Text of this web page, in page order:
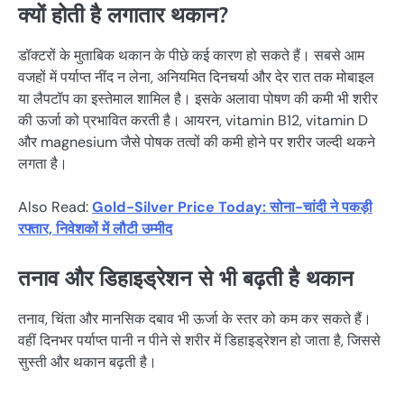
क्यों होती है लगातार थकान?
डॉक्टरों के मुताबिक थकान के पीछे कई कारण हो सकते हैं। सबसे आम
वजहों में पर्याप्त नींद न लेना, अनियमित दिनचर्या और देर रात तक मोबाइल
या लैपटॉप का इस्तेमाल शामिल है। इसके अलावा पोषण की कमी भी शरीर
की ऊर्जा को प्रभावित करती है। आयरन, vitamin B12, vitamin D
और magnesium जैसे पोषक तत्वों की कमी होने पर शरीर जल्दी थकने
लगता है।
Also Read:Gold-Silver Price Today: सोना-चांदी ने पकड़ी
रफ्तार, निवेशकों में लौटी उम्मीद
तनाव और डिहाइड्रेशन से भी बढ़ती है थकान
तनाव, चिंता और मानसिक दबाव भी ऊर्जा के स्तर को कम कर सकते हैं।
वहीं दिनभर पर्याप्त पानी न पीने से शरीर में डिहाइड्रेशन हो जाता है, जिससे
सुस्ती और थकान बढ़ती है।